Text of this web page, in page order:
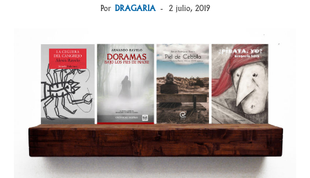
Por DRAGARIA - 2 julio, 2019